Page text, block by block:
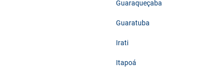
Guaraqueçaba
Guaratuba
Irati
Itapoá